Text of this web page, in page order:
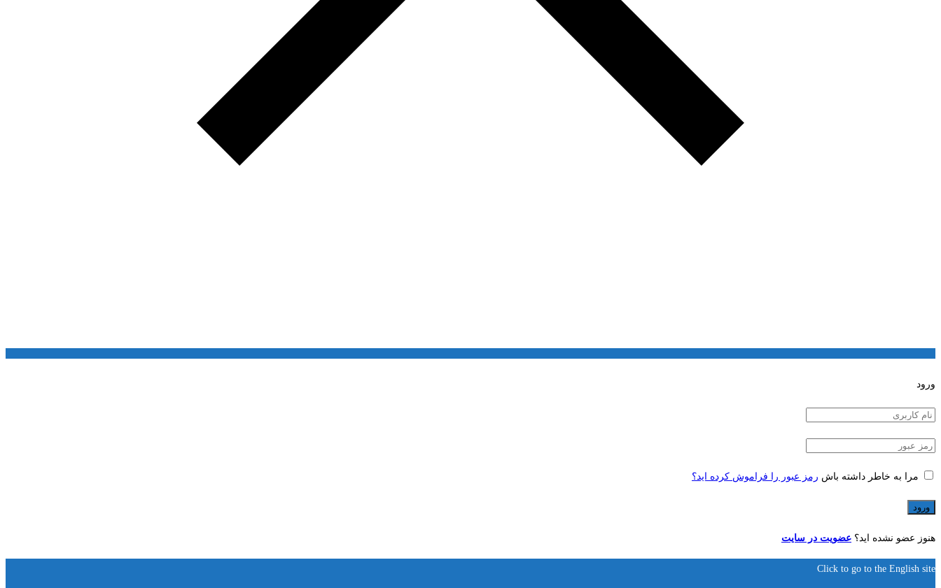
ورود
مرا به خاطر داشته باش رمز عبور را فراموش کرده اید؟
هنوز عضو نشده اید؟ عضویت در سایت
Click to go to the English site